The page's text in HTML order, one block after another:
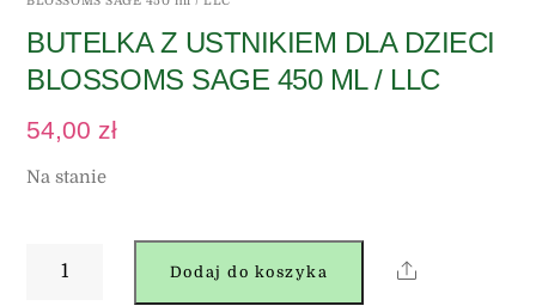
BUTELKA Z USTNIKIEM DLA DZIECI
BLOSSOMS SAGE 450 ML / LLC
54,00 zł
Na stanie
ilość
Dodaj do koszyka Share